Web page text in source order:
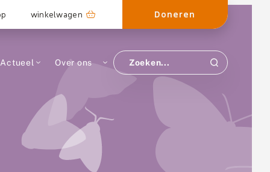
winkelwagen Doneren
Actueel Over ons